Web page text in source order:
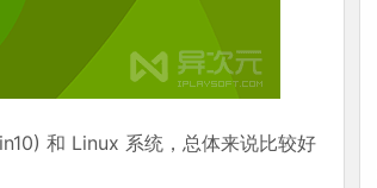
和 Linux 系统，总体来说比较好